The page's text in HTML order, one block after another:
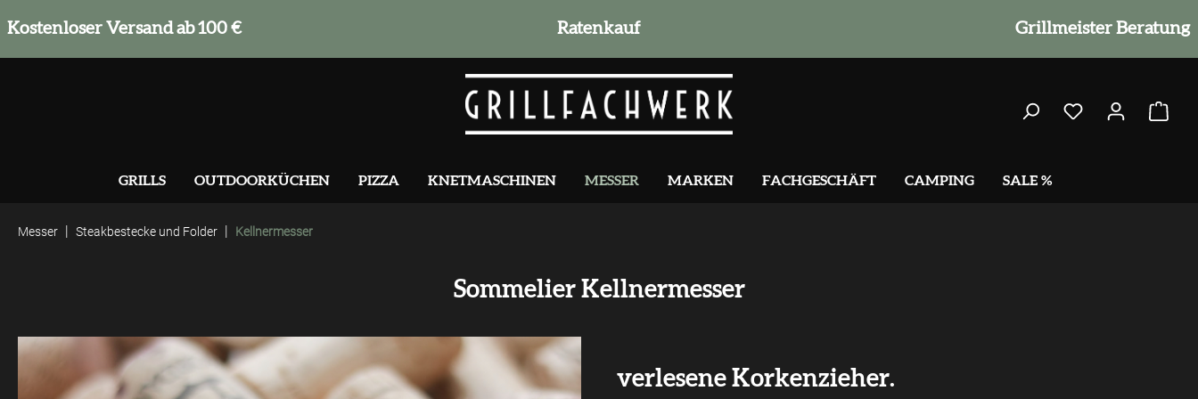
Zur Hauptnavigation springen
Kostenloser Versand ab 100 € Ratenkauf Grillmeister Beratung
GRILLS OUTDOORKÜCHEN PIZZA KNETMASCHINEN MESSER MARKEN FACHGESCHÄFT CAMPING SALE %
Messer | Steakbestecke und Folder | Kellnermesser
Sommelier Kellnermesser
verlesene Korkenzieher.